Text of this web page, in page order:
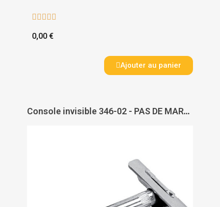
    
0,00 €
Ajouter au panier
Console invisible 346-02 - PAS DE MARQUE